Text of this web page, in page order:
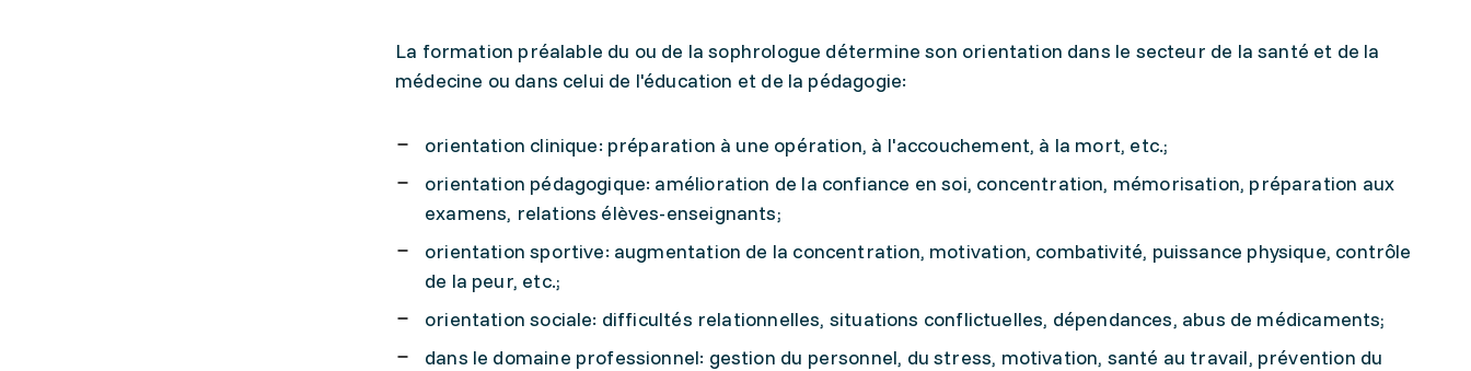
La formation préalable du ou de la sophrologue détermine son orientation dans le secteur de la santé et de la
médecine ou dans celui de l'éducation et de la pédagogie:
orientation clinique: préparation à une opération, à l'accouchement, à la mort, etc.;
orientation pédagogique: amélioration de la confiance en soi, concentration, mémorisation, préparation aux
examens, relations élèves-enseignants;
orientation sportive: augmentation de la concentration, motivation, combativité, puissance physique, contrôle
de la peur, etc.;
orientation sociale: difficultés relationnelles, situations conflictuelles, dépendances, abus de médicaments;
dans le domaine professionnel: gestion du personnel, du stress, motivation, santé au travail, prévention du